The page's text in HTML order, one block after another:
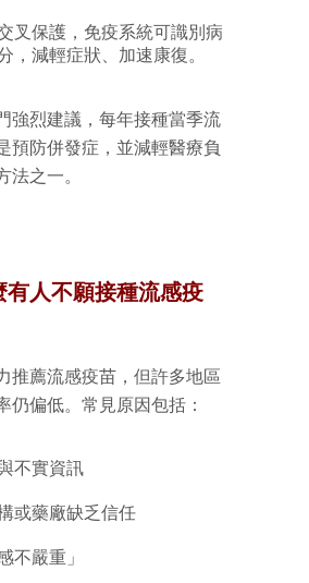
叉保護，免疫系統可識別病
，減輕症狀、加速康復。
強烈建議，每年接種當季流
預防併發症，並減輕醫療負
之一。
有人不願接種流感疫
推薦流感疫苗，但許多地區
仍偏低。常見原因包括：
不實資訊
或藥廠缺乏信任
不嚴重」